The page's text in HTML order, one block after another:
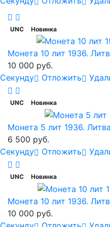
UNC Новинка
Монета 10 лит 1936.
10 000 руб.
Cекунду
Отложить
UNC Новинка
Монета 5 лит 1936.
6 500 руб.
Cекунду
Отложить
UNC Новинка
Монета 10 лит 1936.
10 000 руб.